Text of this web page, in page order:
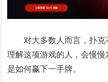
对大多数人而言，扑
理解这项游戏的人，会慢
是如何赢下一手牌。